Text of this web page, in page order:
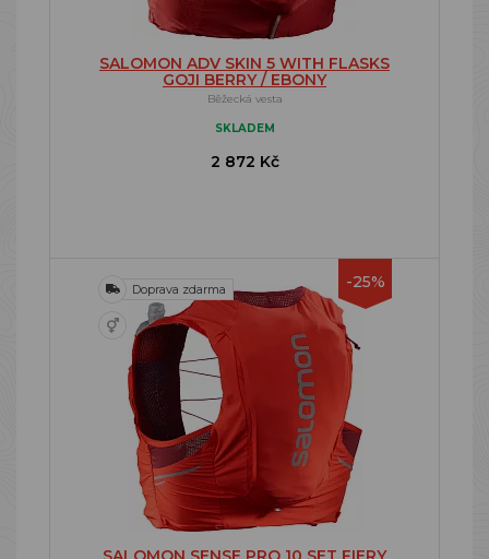
SALOMON ADV SKIN 5 WITH FLASKS
GOJI BERRY / EBONY
Běžecká vesta
SKLADEM
2 872 Kč
-25%
Doprava zdarma